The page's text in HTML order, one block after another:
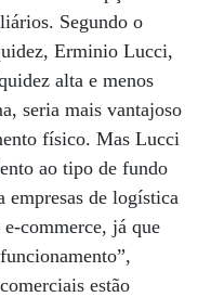
Segundo o
Erminio Lucci,
alta e menos
seria mais vantajoso
físico. Mas Lucci
ao tipo de fundo
empresas de logística
commerce, já que
estão